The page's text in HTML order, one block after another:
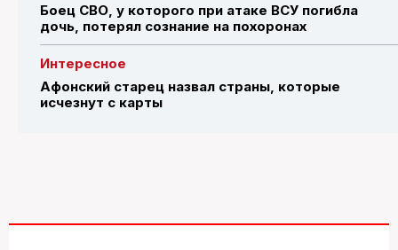
Боец СВО, у которого при атаке ВСУ погибла
дочь, потерял сознание на похоронах
Интересное
Афонский старец назвал страны, которые
исчезнут с карты